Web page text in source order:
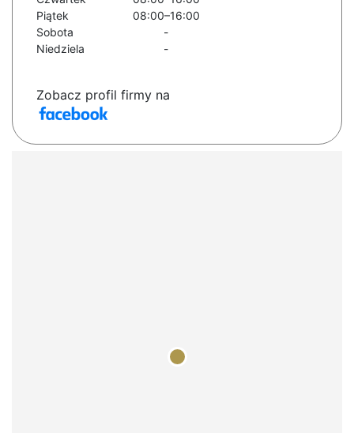
Piątek
08:00–16:00
Sobota
-
Niedziela
-
Zobacz profil firmy na